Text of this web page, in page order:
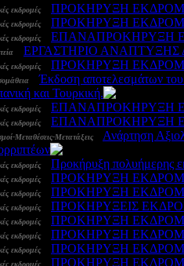
εκδρομές- ΠΡΟΚΗΡΥΞΗ
εκδρομές- ΠΡΟΚΗΡΥΞΗ
εκδρομές- ΕΠΑΝΑΠΡΟΚΗΡΥΞΗ
ΕΡΓΑΣΤΗΡΙΟ
εκδρομές- ΠΡΟΚΗΡΥΞΗ
-Έκδοση αποτελεσμάτων του
και Τουρκική.
εκδρομές- ΕΠΑΝΑΠΡΟΚΗΡΥΞΗ
εκδρομές- ΕΠΑΝΑΠΡΟΚΗΡΥΞΗ
Μεταθέσεις-Μετατάξεις- Ανάρτηση
εκδρομές- Προκήρυξη πολυήμερης
εκδρομές- ΠΡΟΚΗΡΥΞΗ
εκδρομές- ΠΡΟΚΗΡΥΞΗ
εκδρομές- ΠΡΟΚΗΡΥΞΕΙΣ
εκδρομές- ΠΡΟΚΗΡΥΞΗ
εκδρομές- ΠΡΟΚΗΡΥΞΗ
εκδρομές- ΠΡΟΚΗΡΥΞΗ
εκδρομές- ΠΡΟΚΗΡΥΞΗ